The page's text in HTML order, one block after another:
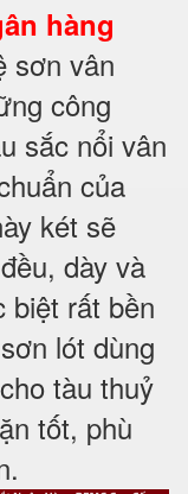
hàng
sơn vân
công
sắc nổi vân
của
két sẽ
dày và
biệt rất bền
lót dùng
tàu thuỷ
tốt, phù